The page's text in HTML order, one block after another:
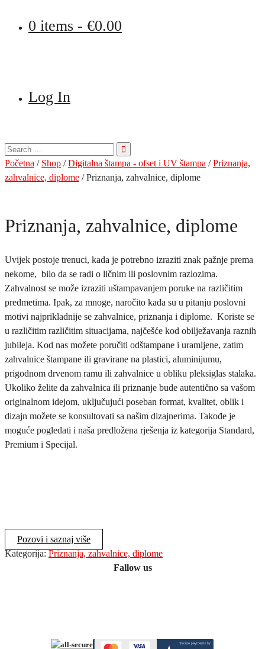
0 items - €0.00
Log In
Pretraga
za:
Početna / Shop /Digitalna štampa - ofset i UV štampa /Priznanja,
zahvalnice, diplome / Priznanja, zahvalnice, diplome
Priznanja, zahvalnice, diplome
Uvijek postoje trenuci, kada je potrebno izraziti znak pažnje prema
nekome, bilo da se radi o ličnim ili poslovnim razlozima.
Zahvalnost se može izraziti uštampavanjem poruke na različitim
predmetima. Ipak, za mnoge, naročito kada su u pitanju poslovni
motivi najprikladnije se zahvalnice, priznanja i diplome. Koriste se
u različitim različitim situacijama, najčešće kod obilježavanja raznih
jubileja. Kod nas možete poručiti odštampane i uramljene, zatim
zahvalnice štampane ili gravirane na plastici, aluminijumu,
prigodnom drvenom ramu ili zahvalnice u obliku pleksiglas stalaka.
Ukoliko želite da zahvalnica ili priznanje bude autentično sa vašom
originalnom idejom, uključujući poseban format, kvalitet, oblik i
dizajn možete se konsultovati sa našim dizajnerima. Takođe je
moguće pogledati i naša predložena rješenja iz kategorija Standard,
Premium i Specijal.
Pozovi i saznaj više
Kategorija: Priznanja, zahvalnice, diplome
Fallow us